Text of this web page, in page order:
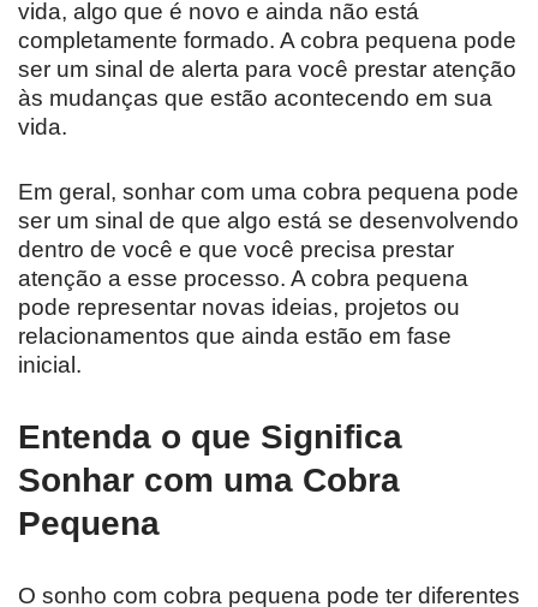
vida, algo que é novo e ainda não está
completamente formado. A cobra pequena pode
ser um sinal de alerta para você prestar atenção
às mudanças que estão acontecendo em sua
vida.
Em geral, sonhar com uma cobra pequena pode
ser um sinal de que algo está se desenvolvendo
dentro de você e que você precisa prestar
atenção a esse processo. A cobra pequena
pode representar novas ideias, projetos ou
relacionamentos que ainda estão em fase
inicial.
Entenda o que Significa
Sonhar com uma Cobra
Pequena
O sonho com cobra pequena pode ter diferentes